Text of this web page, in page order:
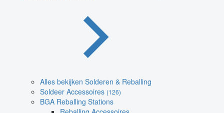
Alles bekijken Solderen & Reballing
Soldeer Accessoires (126)
BGA Reballing Stations